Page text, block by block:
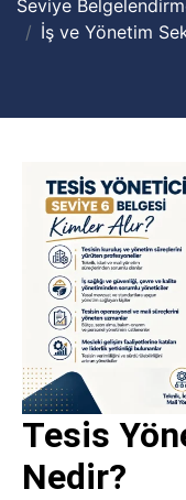
Seviye
İş ve Yönetim
Tesis
Nedir?